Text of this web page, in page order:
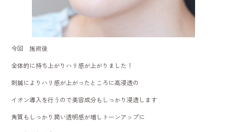
今回 施術後
全体的に持ち上がりハリ感が上がりました！
刺鍼によりハリ感が上がったところに高浸透の
イオン導入を行うので美容成分もしっかり浸透します
角質もしっかり潤い透明感が増しトーンアップに